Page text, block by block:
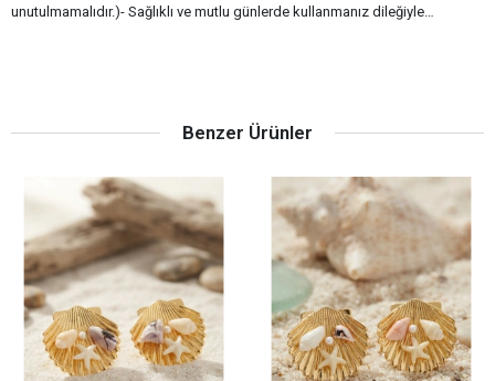
unutulmamalıdır.)- Sağlıklı ve mutlu günlerde kullanmanız dileğiyle…
Benzer Ürünler